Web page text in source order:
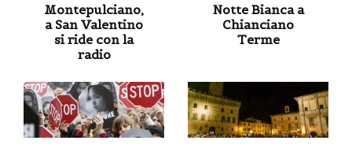
Montepulciano,
a San Valentino
si ride con la
radio
Notte Bianca a
Chianciano
Terme